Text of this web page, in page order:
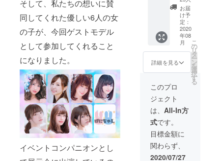
そして、私たちの想いに賛
同してくれた優しい6人の女
の子が、今回ゲストモデル
として参加してくれること
になりました。
イベントコンパニオンとし
モデル
をオプ
ション
から選
んでく
ださい
ない
（？）
あなた
だけへ
の超裏
話動画
（テー
マリク
にちゃ
の概要
欄に1年
間あな
たのお
名前を
記載 ぱ
にちゃ
んとボ
員共
通） ぱ
にちゃ
ん2人あ
なただ
けへの
お礼動
画
ROM3
て 好き
なモデ
ルさん
からあ
なただ
けへお
礼動画
orぱに
ちゃん
非公開
お届
け予
定：
2020
年08
月
詳細を見る
こ
の
リ
タ
ー
ン
を
選
択
す
る
このプロ
ジェクト
は、 All-In方
式です。
目標金額に
関わらず、
2020/07/27